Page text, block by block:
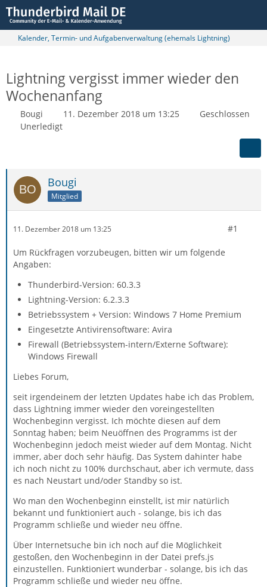
Kalender, Termin- und Aufgabenverwaltung (ehemals Lightning)
Lightning vergisst immer wieder den
Wochenanfang
Bougi 11. Dezember 2018 um 13:25
Geschlossen
Unerledigt
Bougi
Mitglied
11. Dezember 2018 um 13:25 #1
Um Rückfragen vorzubeugen, bitten wir um folgende
Angaben:
Thunderbird-Version: 60.3.3
Lightning-Version: 6.2.3.3
Betriebssystem + Version: Windows 7 Home Premium
Eingesetzte Antivirensoftware: Avira
Firewall (Betriebssystem-intern/Externe Software):
Windows Firewall
Liebes Forum,
seit irgendeinem der letzten Updates habe ich das Problem,
dass Lightning immer wieder den voreingestellten
Wochenbeginn vergisst. Ich möchte diesen auf dem
Sonntag haben; beim Neuöffnen des Programms ist der
Wochenbeginn jedoch meist wieder auf dem Montag. Nicht
immer, aber doch sehr häufig. Das System dahinter habe
ich noch nicht zu 100% durchschaut, aber ich vermute, dass
es nach Neustart und/oder Standby so ist.
Wo man den Wochenbeginn einstellt, ist mir natürlich
bekannt und funktioniert auch - solange, bis ich das
Programm schließe und wieder neu öffne.
Über Internetsuche bin ich noch auf die Möglichkeit
gestoßen, den Wochenbeginn in der Datei prefs.js
einzustellen. Funktioniert wunderbar - solange, bis ich das
Programm schließe und wieder neu öffne.